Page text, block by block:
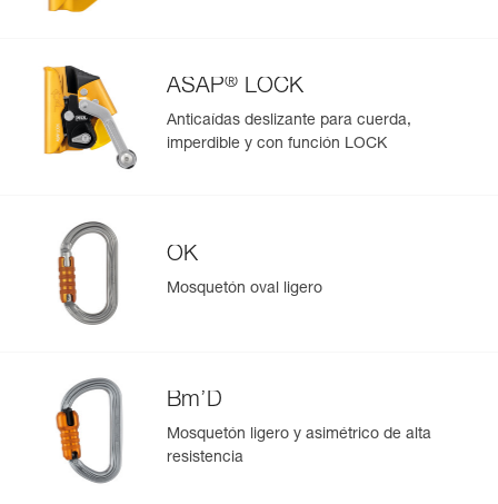
Consulte el historial de un producto desde su fecha de
Más información ASAP® LOCK
Anticaídas deslizante para cuerda,
imperdible y con función LOCK
OK
Mosquetón oval ligero
Bm’D
Mosquetón ligero y asimétrico de alta
resistencia